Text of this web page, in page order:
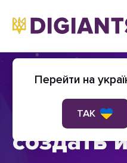
сайте -
создать
Перейти на
ТАК